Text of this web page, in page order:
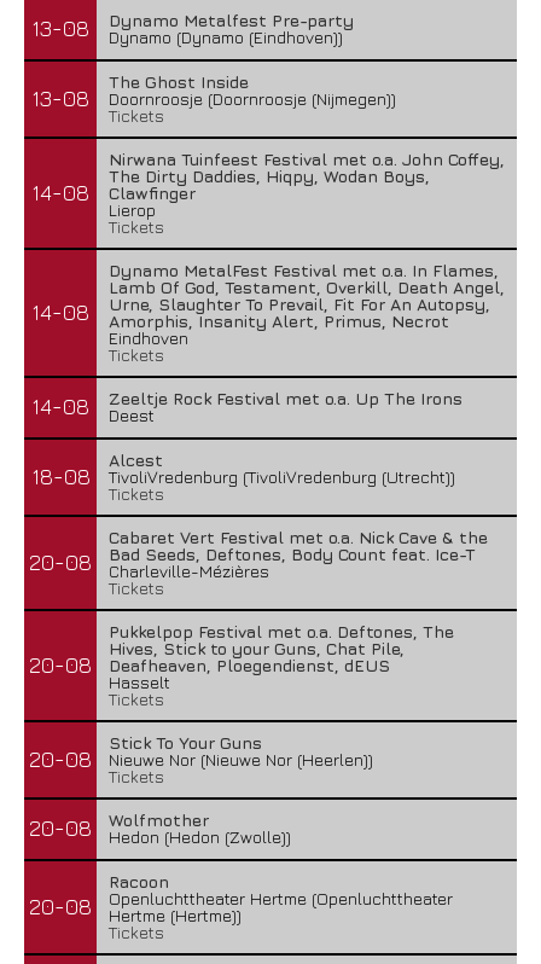
13-08
Dynamo Metalfest Pre-party
Dynamo (Dynamo (Eindhoven))
13-08
The Ghost Inside
Doornroosje (Doornroosje (Nijmegen))
Tickets
14-08
Nirwana Tuinfeest Festival met o.a. John Coffey,
The Dirty Daddies, Hiqpy, Wodan Boys,
Clawfinger
Lierop
Tickets
14-08
Dynamo MetalFest Festival met o.a. In Flames,
Lamb Of God, Testament, Overkill, Death Angel,
Urne, Slaughter To Prevail, Fit For An Autopsy,
Amorphis, Insanity Alert, Primus, Necrot
Eindhoven
Tickets
14-08
Zeeltje Rock Festival met o.a. Up The Irons
Deest
18-08
Alcest
TivoliVredenburg (TivoliVredenburg (Utrecht))
Tickets
20-08
Cabaret Vert Festival met o.a. Nick Cave & the
Bad Seeds, Deftones, Body Count feat. Ice-T
Charleville-Mézières
Tickets
20-08
Pukkelpop Festival met o.a. Deftones, The
Hives, Stick to your Guns, Chat Pile,
Deafheaven, Ploegendienst, dEUS
Hasselt
Tickets
20-08
Stick To Your Guns
Nieuwe Nor (Nieuwe Nor (Heerlen))
Tickets
20-08
Wolfmother
Hedon (Hedon (Zwolle))
20-08
Racoon
Openluchttheater Hertme (Openluchttheater
Hertme (Hertme))
Tickets